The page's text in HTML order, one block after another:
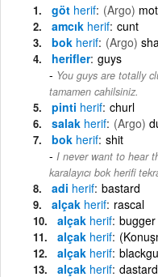
göt herif (Argo)
amcık herif cunt
bok herif (Argo)
herifler guys
You guys are totally
tamamen cahilsiniz.
pinti herif churl
salak herif (Argo)
bok herif shit
I never want to hear
karalayıcı bok herifi
adi herif bastard
alçak herif rascal
alçak herif bugger
alçak herif
alçak herif
alçak herif dastard